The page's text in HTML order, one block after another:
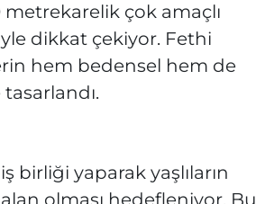
çok amaçlı
dikkat çekiyor. Fethi
hem bedensel hem de
birliği yaparak yaşlıların
olması hedefleniyor. Bu